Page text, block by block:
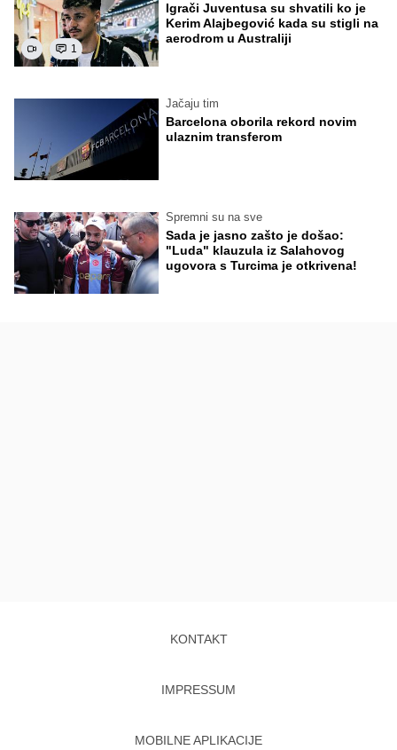
1
Igrači Juventusa su shvatili ko je
Kerim Alajbegović kada su stigli na
aerodrom u Australiji
Jačaju tim
Barcelona oborila rekord novim
ulaznim transferom
Spremni su na sve
Sada je jasno zašto je došao:
"Luda" klauzula iz Salahovog
ugovora s Turcima je otkrivena!
KONTAKT
IMPRESSUM
MOBILNE APLIKACIJE